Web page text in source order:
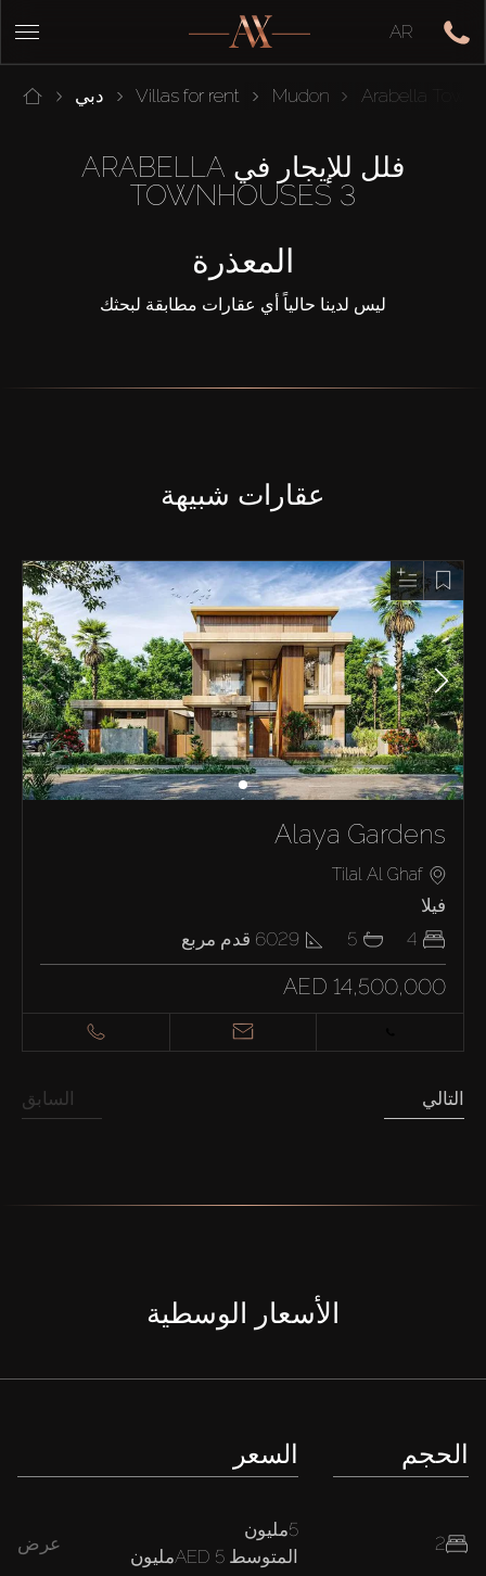
AR
دبي Villas for rent Mudon Arabella
فلل للإيجار في ARABELLA
TOWNHOUSES 3
المعذرة
ليس لدينا حالياً أي عقارات مطابقة لبحثك
عقارات شبيهة
Alaya Gardens
Tilal Al Ghaf
فيلا
4
5
6029 قدم مربع
AED 14,500,000
السابق التالي
الأسعار الوسطية
الحجم
2
السعر
5مليون
المتوسط
عرض